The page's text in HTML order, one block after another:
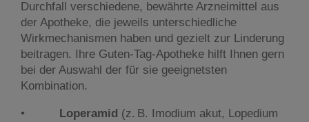
Durchfall verschiedene, bewährte Arzneimittel aus
der Apotheke, die jeweils unterschiedliche
Wirkmechanismen haben und gezielt zur Linderung
beitragen. Ihre Guten-Tag-Apotheke hilft Ihnen gern
bei der Auswahl der für sie geeignetsten
Kombination.
• Loperamid (z. B. Imodium akut, Lopedium